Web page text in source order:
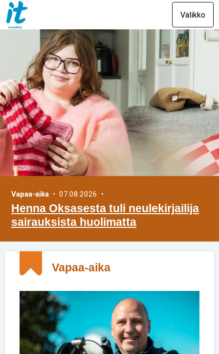
Valikko
Vapaa-aika • 07.08.2026 •
Henna Oksasesta tuli neulekirjailija
sairauksista huolimatta
Vapaa-aika